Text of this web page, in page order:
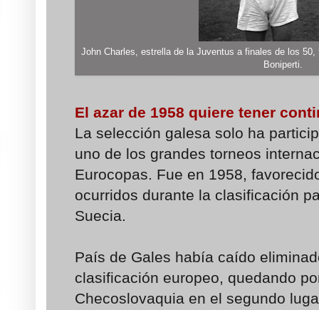
John Charles, estrella de la Juventus a finales de los
Boniperti.
El azar de 1958 quiere tener
La selección galesa solo ha
uno de los grandes torneos
Eurocopas. Fue en 1958,
ocurridos durante la clasificación
Suecia.
País de Gales había caído
clasificación europeo, quedando
Checoslovaquia en el segundo